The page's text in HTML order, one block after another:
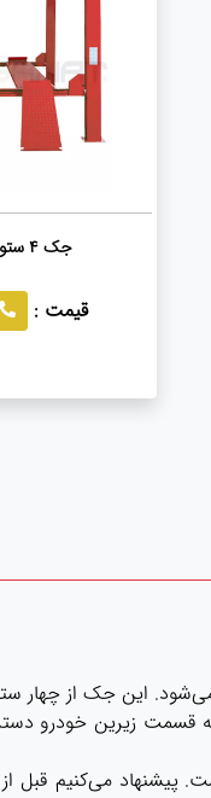
جک ۴ ستون PULI-UNITE
قیمت :
این جک از چهار
قسمت زیرین خودرو
پیشنهاد می‌کنیم قبل